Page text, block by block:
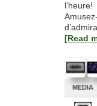
l’heure!
[Read
MEDIA